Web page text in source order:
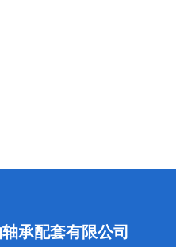
承配套有限公司